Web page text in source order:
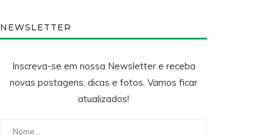
NEWSLETTER
Inscreva-se em nossa Newsletter e receba
novas postagens, dicas e fotos. Vamos ficar
atualizados!